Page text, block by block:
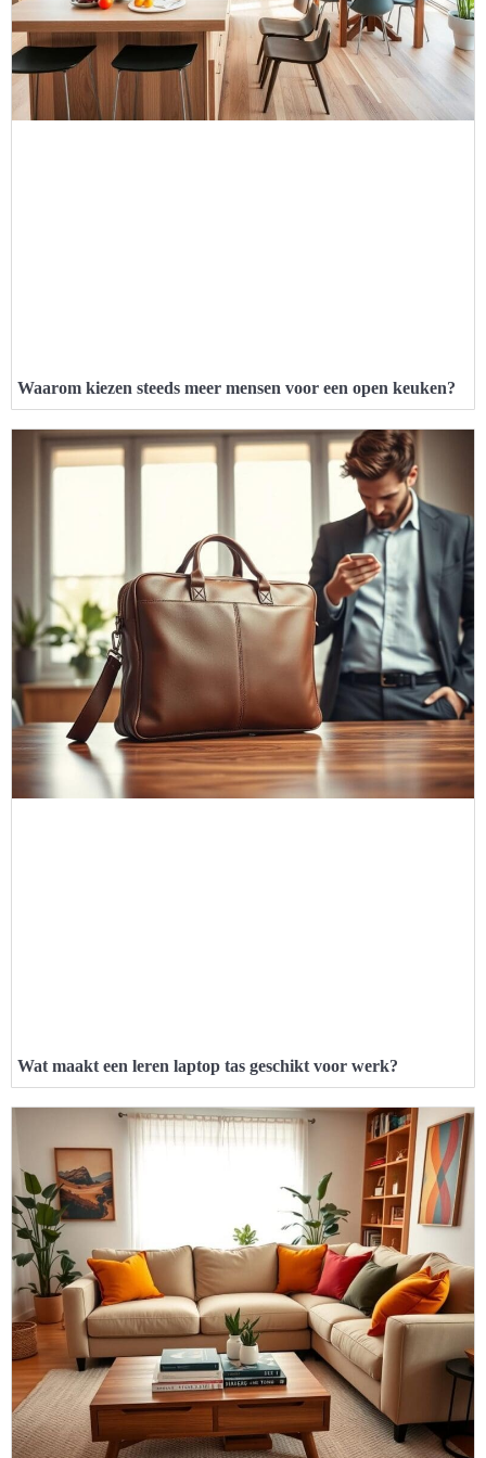
Waarom kiezen steeds meer mensen voor een open keuken?
Wat maakt een leren laptop tas geschikt voor werk?